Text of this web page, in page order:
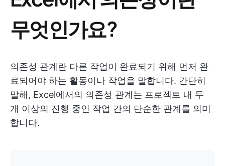
무엇인가요?
의존성 관계란 다른 작업이 완료되기 위해 먼저 완
료되어야 하는 활동이나 작업을 말합니다. 간단히
말해, Excel에서의 의존성 관계는 프로젝트 내 두
개 이상의 진행 중인 작업 간의 단순한 관계를 의미
합니다.